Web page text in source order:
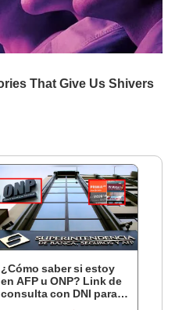
¿Cómo saber si estoy
en AFP u ONP? Link de
consulta con DNI para